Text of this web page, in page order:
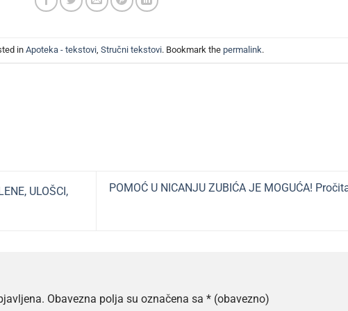
inApoteka - tekstovi ,Stručni tekstovi. Bookmark the permalink.
ULOŠCI,
POMOĆ U NICANJU ZUBIĆA JE MOGUĆA!
Obavezna polja su označena sa * (obavezno)